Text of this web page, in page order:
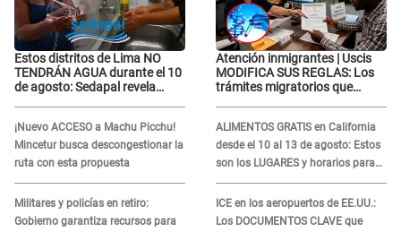
Estos distritos de Lima NO
TENDRÁN AGUA durante el 10
de agosto: Sedapal revela
¡Nuevo ACCESO a Machu Picchu!
Mincetur busca descongestionar la
ruta con esta propuesta
Militares y policías en retiro:
Gobierno garantiza recursos para
Atención inmigrantes | Uscis
MODIFICA SUS REGLAS: Los
trámites migratorios que
ALIMENTOS GRATIS en California
desde el 10 al 13 de agosto: Estos
son los LUGARES y horarios para
recibir la ayuda
ICE en los aeropuertos de EE.UU.:
Los DOCUMENTOS CLAVE que